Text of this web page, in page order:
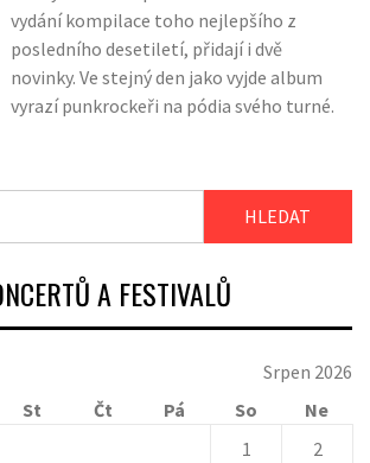
vydání kompilace toho nejlepšího z
posledního desetiletí, přidají i dvě
novinky. Ve stejný den jako vyjde album
vyrazí punkrockeři na pódia svého turné.
A FESTIVALŮ
Srpen 2026
St Čt Pá So
Ne
1
2